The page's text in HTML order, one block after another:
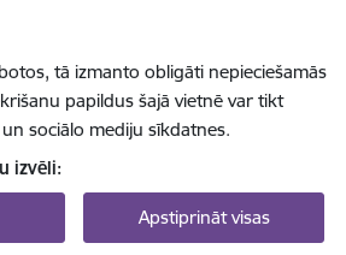
tā izmanto obligāti nepieciešamās
papildus šajā vietnē var tikt
sociālo mediju sīkdatnes.
izvēli:
Apstiprināt visas